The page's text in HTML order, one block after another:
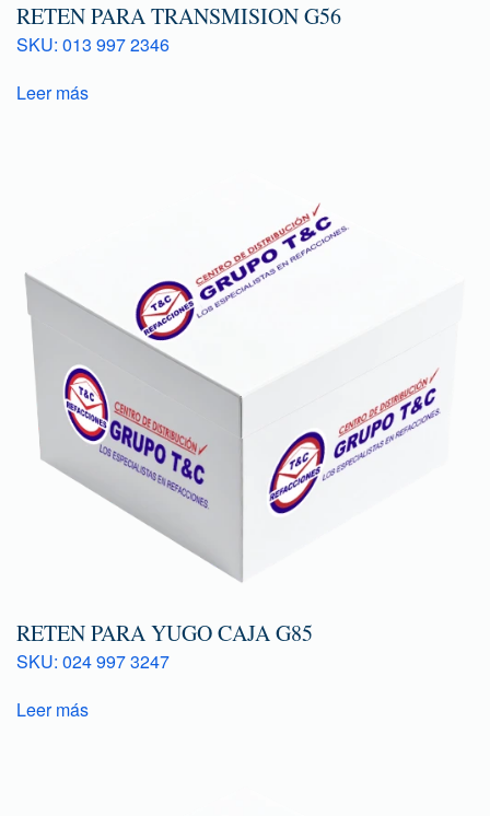
RETEN PARA TRANSMISION G56
SKU: 013 997 2346
Leer más
RETEN PARA YUGO CAJA G85
SKU: 024 997 3247
Leer más